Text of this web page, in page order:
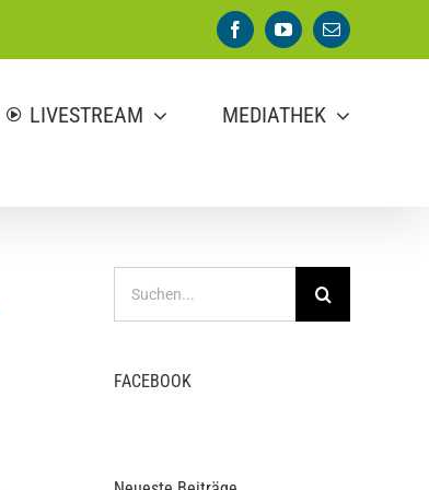
FacebookYouTube
E-
Mail
LIVESTREAM MEDIATHEK
nach:
FACEBOOK